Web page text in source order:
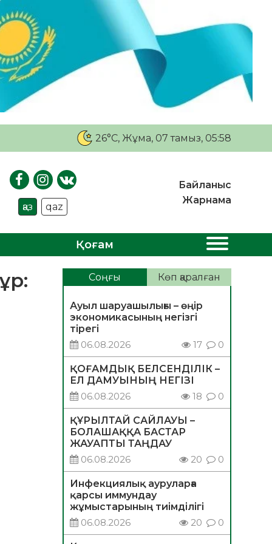
26°C, Жұма, 07 тамыз, 05:58
қаз qaz
Байланыс
Жарнама
Қоғам
Соңғы Көп қаралған
Ауыл шаруашылығы – өңір
экономикасының негізгі
тірегі
06.08.2026
17 0
ҚОҒАМДЫҚ БЕЛСЕНДІЛІК –
ЕЛ ДАМУЫНЫҢ НЕГІЗІ
06.08.2026
18 0
ҚҰРЫЛТАЙ САЙЛАУЫ –
БОЛАШАҚҚА БАСТАР
ЖАУАПТЫ ТАҢДАУ
06.08.2026
20 0
Инфекциялық ауруларға
қарсы иммундау
жұмыстарының тиімділігі
06.08.2026
20 0